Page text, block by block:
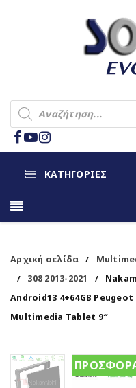
ΚΑΤΗΓΟΡΙΕΣ
Αρχική σελίδα /
/ 308 2013-2021 /
Android13 4+64GB
Multimedia Tablet 9″